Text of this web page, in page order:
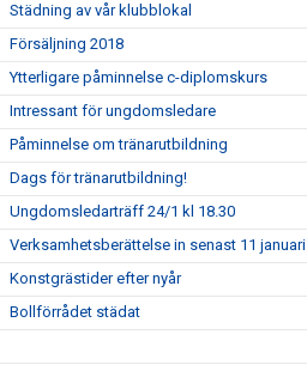
Städning av vår klubblokal
Försäljning 2018
Ytterligare påminnelse c-diplomskurs
Intressant för ungdomsledare
Påminnelse om tränarutbildning
Dags för tränarutbildning!
Ungdomsledarträff 24/1 kl 18.30
Verksamhetsberättelse in senast 11 januari
Konstgrästider efter nyår
Bollförrådet städat